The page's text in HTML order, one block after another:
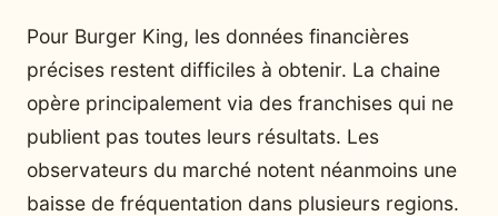
Pour Burger King, les données financières
précises restent difficiles à obtenir. La chaine
opère principalement via des franchises qui ne
publient pas toutes leurs résultats. Les
observateurs du marché notent néanmoins une
baisse de fréquentation dans plusieurs regions.